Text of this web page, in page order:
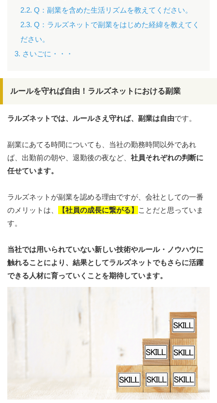
2.2. Q：副業を含めた生活リズムを教えてください。
2.3. Q：ラルズネットで副業をはじめた経緯を教えてく
ださい。
3. さいごに・・・
ルールを守れば自由！ラルズネットにおける副業
ラルズネットでは、ルールさえ守れば、副業は自由です。
副業にあてる時間についても、当社の勤務時間以外であれ
ば、出勤前の朝や、退勤後の夜など、 社員それぞれの判断に
任せています。
ラルズネットが副業を認める理由ですが、会社としての一番
のメリットは、
【社員の成長に繋がる】
ことだと思っていま
す。
当社では用いられていない新しい技術やルール・ノウハウに
触れることにより、結果としてラルズネットでもさらに活躍
できる人材に育っていくことを期待しています。